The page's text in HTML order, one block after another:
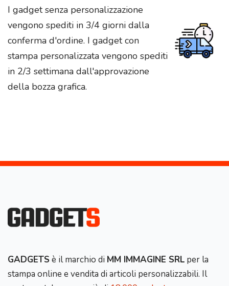
I gadget senza personalizzazione
vengono spediti in 3/4 giorni dalla
conferma d'ordine. I gadget con
stampa personalizzata vengono spediti
in 2/3 settimana dall'approvazione
della bozza grafica.
GADGETS è il marchio di MM IMMAGINE SRL per la
stampa online e vendita di articoli personalizzabili. Il